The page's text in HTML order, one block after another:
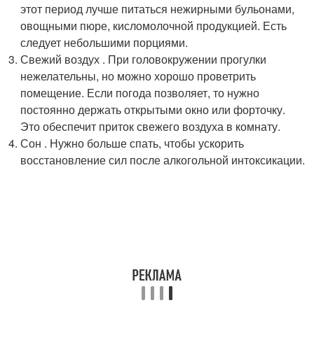
этот период лучше питаться нежирными бульонами,
овощными пюре, кисломолочной продукцией. Есть
следует небольшими порциями.
Свежий воздух . При головокружении прогулки
нежелательны, но можно хорошо проветрить
помещение. Если погода позволяет, то нужно
постоянно держать открытыми окно или форточку.
Это обеспечит приток свежего воздуха в комнату.
Сон . Нужно больше спать, чтобы ускорить
восстановление сил после алкогольной интоксикации.